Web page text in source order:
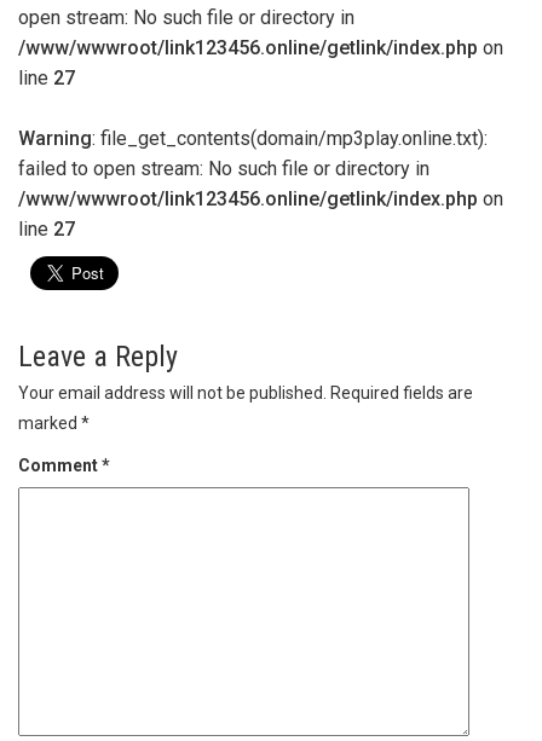
open stream: No such file or directory in
/www/wwwroot/link123456.online/getlink/index.php on
line 27
Warning: file_get_contents(domain/mp3play.online.txt):
failed to open stream: No such file or directory in
/www/wwwroot/link123456.online/getlink/index.php on
line 27
Leave a Reply
Your email address will not be published.
Required fields are
marked *
Comment*